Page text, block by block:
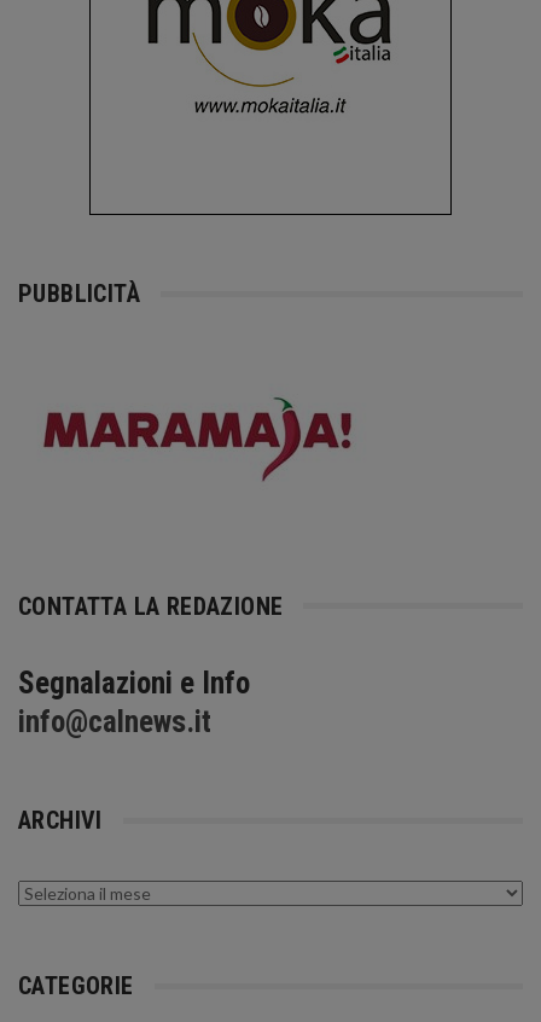
PUBBLICITÀ
CONTATTA LA REDAZIONE
Segnalazioni e Info
info@calnews.it
ARCHIVI
Archivi
CATEGORIE